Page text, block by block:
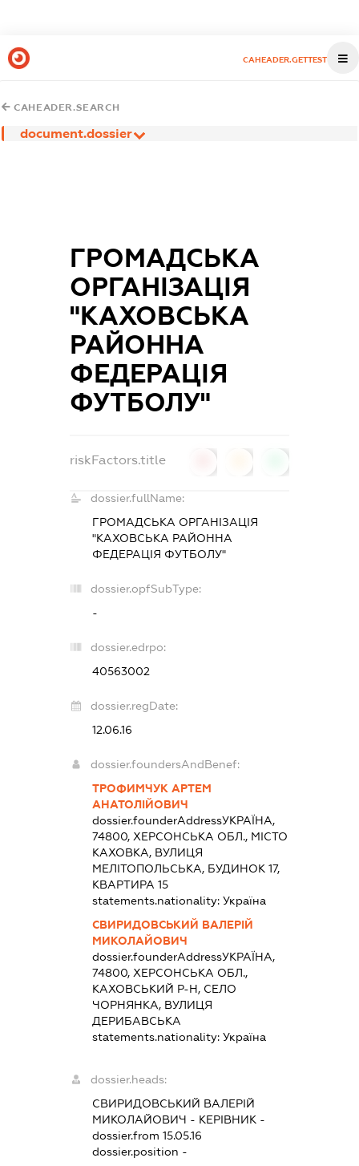
CAHEADER.GETTEST
CAHEADER.SEARCH
document.dossier
ГРОМАДСЬКА
ОРГАНІЗАЦІЯ
"КАХОВСЬКА
РАЙОННА
ФЕДЕРАЦІЯ
ФУТБОЛУ"
riskFactors.title
dossier.fullName:
ГРОМАДСЬКА ОРГАНІЗАЦІЯ
"КАХОВСЬКА РАЙОННА
ФЕДЕРАЦІЯ ФУТБОЛУ"
dossier.opfSubType:
-
dossier.edrpo:
40563002
dossier.regDate:
12.06.16
dossier.foundersAndBenef:
ТРОФИМЧУК АРТЕМ
АНАТОЛІЙОВИЧ
dossier.founderAddressУКРАЇНА,
74800, ХЕРСОНСЬКА ОБЛ., МІСТО
КАХОВКА, ВУЛИЦЯ
МЕЛІТОПОЛЬСЬКА, БУДИНОК 17,
КВАРТИРА 15
statements.nationality: Україна
СВИРИДОВСЬКИЙ ВАЛЕРІЙ
МИКОЛАЙОВИЧ
dossier.founderAddressУКРАЇНА,
74800, ХЕРСОНСЬКА ОБЛ.,
КАХОВСЬКИЙ Р-Н, СЕЛО
ЧОРНЯНКА, ВУЛИЦЯ
ДЕРИБАВСЬКА
statements.nationality: Україна
dossier.heads:
СВИРИДОВСЬКИЙ ВАЛЕРІЙ
МИКОЛАЙОВИЧ - КЕРІВНИК -
dossier.from 15.05.16
dossier.position -